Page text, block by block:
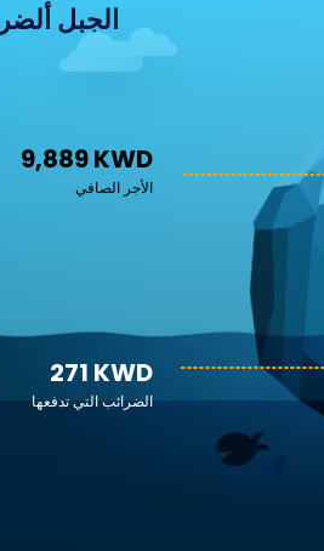
الجبل
9,889 KWD
الأجر الصافي
271 KWD
الضرائب التي تدفعها